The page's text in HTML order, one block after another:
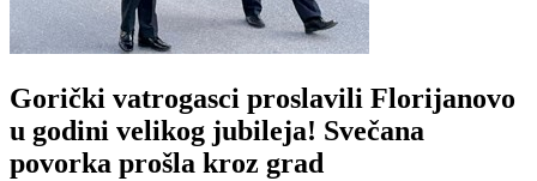
Gorički vatrogasci proslavili Florijanovo
u godini velikog jubileja! Svečana
povorka prošla kroz grad